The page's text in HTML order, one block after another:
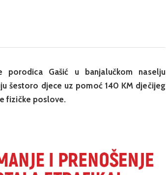
Gašić u banjalučkom naselju
šestoro djece uz pomoć 140 KM dječijeg
fizičke poslove.